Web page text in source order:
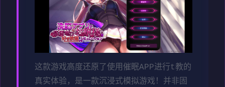
这款游戏高度还原了使用催眠APP进行t教的
真实体验，是一款沉浸式模拟游戏！并非固